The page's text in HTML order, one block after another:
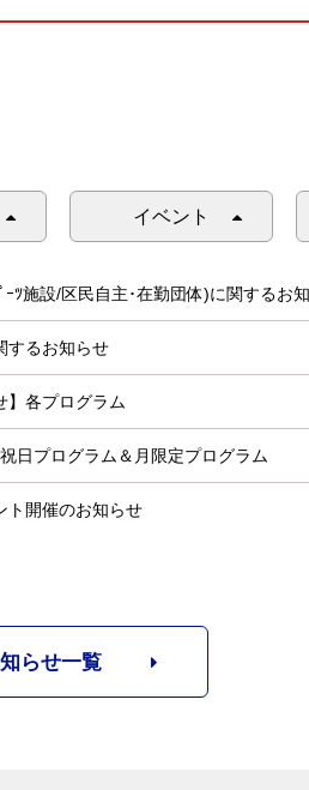
イベント
ｰﾂ施設/区民自主･在勤団体)に関するお
するお知らせ
】各プログラム
日プログラム＆月限定プログラム
ト開催のお知らせ
らせ一覧